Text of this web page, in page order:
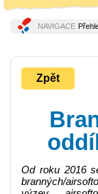
NAVIGACE
Zpět
Od roku 2016
branných/